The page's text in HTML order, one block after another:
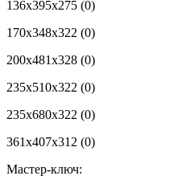
136x395x275 (0)
170x348x322 (0)
200x481x328 (0)
235x510x322 (0)
235x680x322 (0)
361x407x312 (0)
Мастер-ключ: